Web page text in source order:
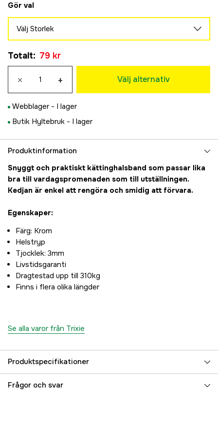
Gör val
Välj Storlek
79 kr
55cm
79 kr
Totalt: 79 kr
× + Välj alternativ
Webblager - I lager
Butik Hyltebruk - I lager
Produktinformation
Snyggt och praktiskt kättinghalsband som passar lika
bra till vardagspromenaden som till utställningen.
Kedjan är enkel att rengöra och smidig att förvara.
Egenskaper:
Färg: Krom
Helstryp
Tjocklek: 3mm
Livstidsgaranti
Dragtestad upp till 310kg
Finns i flera olika längder
Se alla varor från Trixie
Produktspecifikationer
Djurtyp Hund
Frågor och svar